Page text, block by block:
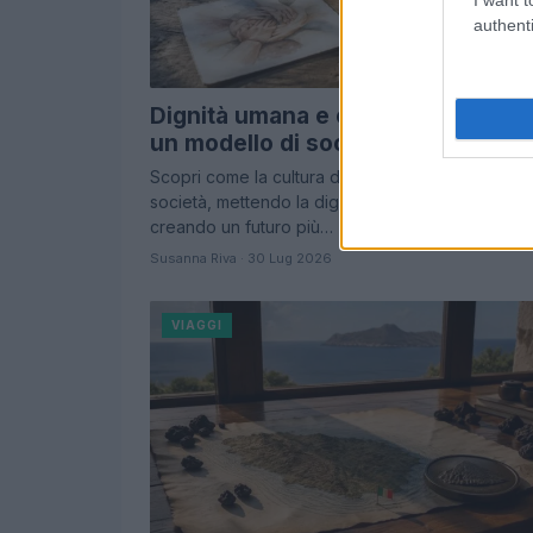
Dignità umana e cultura della cura:
un modello di società solidale
Scopri come la cultura della cura può trasformare
società, mettendo la dignità umana al primo
creando un futuro più…
Susanna Riva · 30 Lug 2026
VIAGGI